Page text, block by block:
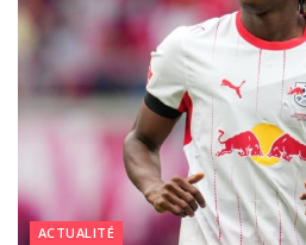
ACTUALITÉ